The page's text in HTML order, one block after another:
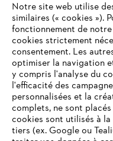
L'Entreprise
Notre site web utilise
similaires (« cookies »).
fonctionnement de
cookies strictement
consentement. Les
optimiser la navigation
y compris l'analyse du
l'efficacité des
personnalisées et la
complets, ne sont
cookies sont utilisés à
tiers (ex. Google ou